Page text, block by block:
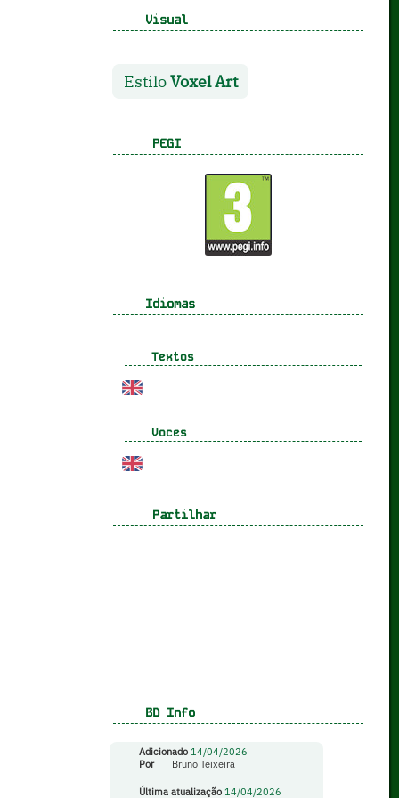
Visual
EstiloVoxel Art
PEGI
Idiomas
Textos
Voces
Partilhar
BD Info
Adicionado 14/04/2026
Por
Bruno Teixeira
Última atualização 14/04/2026